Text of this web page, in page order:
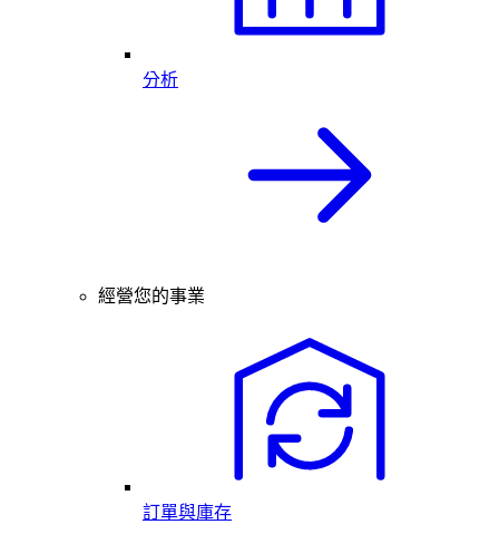
分析
經營您的事業
訂單與庫存